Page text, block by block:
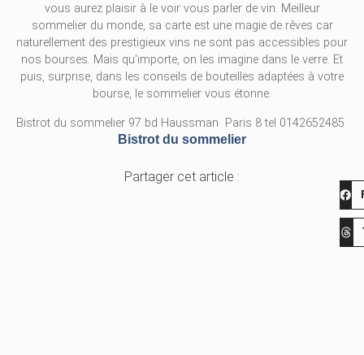
vous aurez plaisir à le voir vous parler de vin. Meilleur
sommelier du monde, sa carte est une magie de rêves car
naturellement des prestigieux vins ne sont pas accessibles pour
nos bourses. Mais qu'importe, on les imagine dans le verre. Et
puis, surprise, dans les conseils de bouteilles adaptées à votre
bourse, le sommelier vous étonne.
Bistrot du sommelier 97 bd Haussman Paris 8 tel 0142652485
Bistrot du sommelier
Partager cet article :